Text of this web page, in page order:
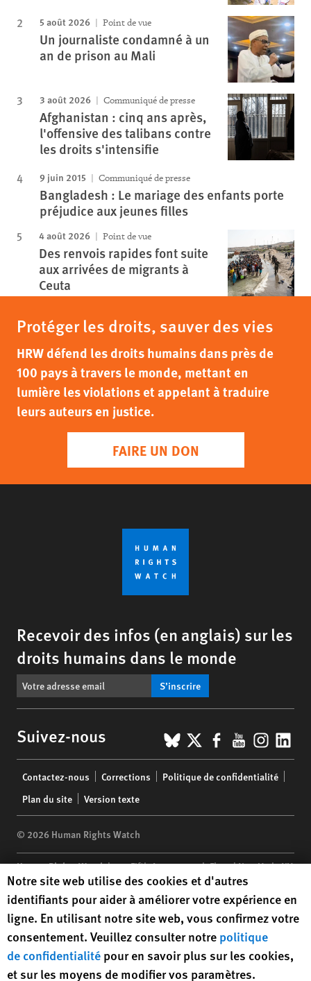
5 août 2026 Point de vue
Un journaliste condamné à un
an de prison au Mali
3 août 2026 Communiqué de presse
Afghanistan : cinq ans après,
l'offensive des talibans contre
les droits s'intensifie
9 juin 2015 Communiqué de presse
Bangladesh : Le mariage des enfants porte
préjudice aux jeunes filles
4 août 2026 Point de vue
Des renvois rapides font suite
aux arrivées de migrants à
Ceuta
Protéger les droits, sauver des vies
HRW défend les droits humains dans près de
100 pays à travers le monde, mettant en
lumière les violations et appelant à traduire
leurs auteurs en justice.
FAIRE UN DON
Recevoir des infos (en anglais) sur les
droits humains dans le monde
S’inscrire
Suivez-nous BlueSky
X Facebook
YouTube
menu
Contactez-nous Corrections
Politique de confidentialité
Plan du site
Version texte
© 2026 Human Rights Watch
Human Rights Watch| 350 Fifth Avenue, 34th Floor | New York,NY
10118-3299USA |t1.212.290.4700
Human Rights Watchis a 501(C)(3) nonprofit registered in the US
under EIN: 13-2875808
Human Rights Watch cookie preferences
Notre site web utilise des cookies et d'autres
identifiants pour aider à améliorer votre expérience en
ligne. En utilisant notre site web, vous confirmez votre
consentement. Veuillez consulter notre politique
de confidentialité pour en savoir plus sur les cookies,
et sur les moyens de modifier vos paramètres.